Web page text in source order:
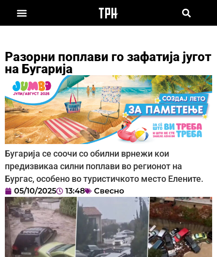
Разорни поплави го зафатија југот
на Бугарија
Бугарија се соочи со обилни врнежи кои
предизвикаа силни поплави во регионот на
Бургас, особено во туристичкото место Елените.
05/10/2025 13:48 Свесно